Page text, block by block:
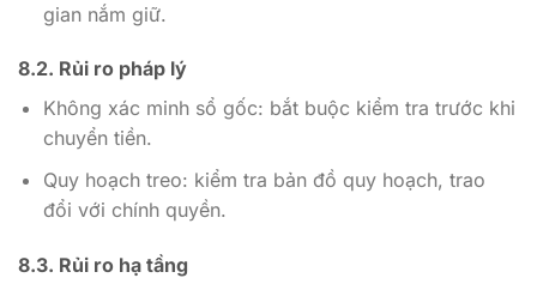
gian nắm giữ.
8.2. Rủi ro pháp lý
Không xác minh sổ gốc: bắt buộc kiểm tra trước khi
chuyển tiền.
Quy hoạch treo: kiểm tra bản đồ quy hoạch, trao
đổi với chính quyền.
8.3. Rủi ro hạ tầng